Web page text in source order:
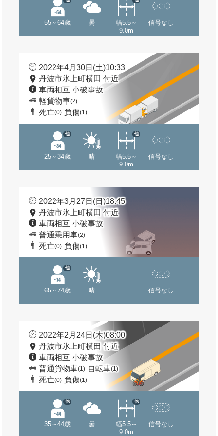
55～64歳 曇
幅5.5～
9.0m
信号なし
2022年4月30日(土)10:33
丹波市氷上町横田 付近
車両相互 小破事故
軽貨物車(2)
死亡(0) 負傷(1)
25～34歳
他
晴
幅5.5～
9.0m
他
信号なし
2022年3月27日(日)18:45
丹波市氷上町横田 付近
車両相互 小破事故
普通乗用車(2)
死亡(0) 負傷(1)
65～74歳
他
晴 信号なし
2022年2月24日(木)08:00
丹波市氷上町横田 付近
車両相互 小破事故
普通貨物車(1) 自転車(1)
死亡(0) 負傷(1)
35～44歳
他
曇
幅5.5～
9.0m
他
信号なし